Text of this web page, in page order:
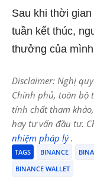
Sau khi thời
tuần kết thúc,
thưởng của
Disclaimer: Nghị
Chính phủ, toàn bộ
tính chất tham
hay tư vấn đầu tư.
nhiệm pháp lý.
TAGS BINANCE
BINANCE WALLET